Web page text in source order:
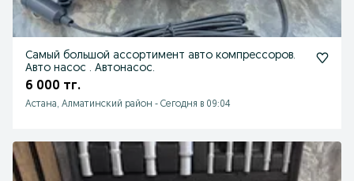
Самый большой ассортимент авто компрессоров.
Авто насос . Автонасос.
6 000 тг.
Астана, Алматинский район - Сегодня в 09:04